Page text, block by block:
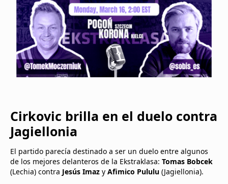
Cirkovic brilla en el duelo contra
Jagiellonia
El partido parecía destinado a ser un duelo entre algunos
de los mejores delanteros de la Ekstraklasa: Tomas Bobcek
(Lechia) contra Jesús Imaz y Afimico Pululu (Jagiellonia).